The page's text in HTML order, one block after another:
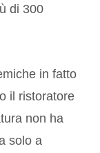
di 300
in fatto
il ristoratore
non ha
solo a